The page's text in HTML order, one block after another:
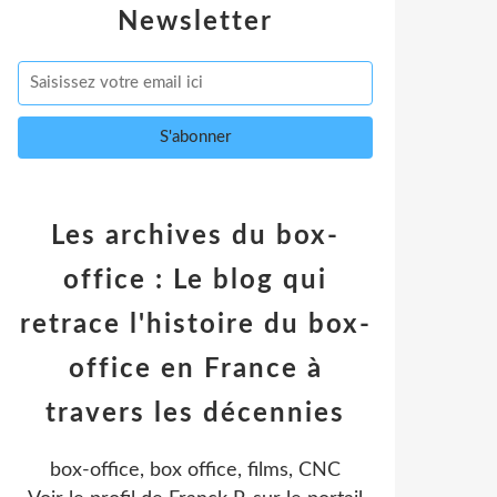
Newsletter
Les archives du box-
office : Le blog qui
retrace l'histoire du box-
office en France à
travers les décennies
box-office, box office, films, CNC